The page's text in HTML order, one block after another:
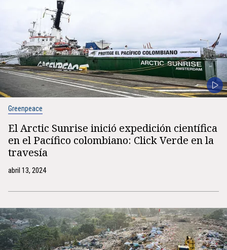
Greenpeace
El Arctic Sunrise inició expedición científica
en el Pacífico colombiano: Click Verde en la
travesía
abril 13, 2024